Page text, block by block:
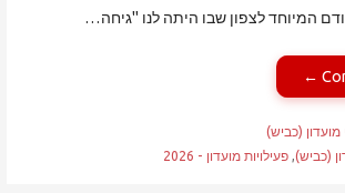
המיוחד לצפון שבו היתה לנו "גיחה…
מועדון (כביש)
(כביש), פעילויות מועדון - 2026